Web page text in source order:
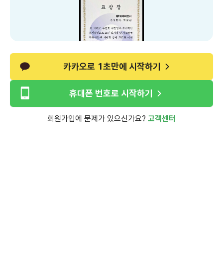
카카오로 1초만에 시작하기
휴대폰 번호로 시작하기
회원가입에 문제가 있으신가요? 고객센터